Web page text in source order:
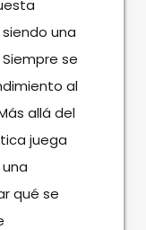
una
se
al
allá del
juega
qué se